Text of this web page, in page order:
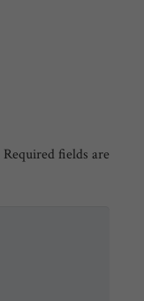
Required fields are